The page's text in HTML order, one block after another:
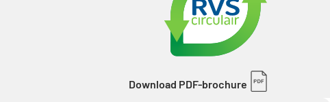
Download PDF-brochure